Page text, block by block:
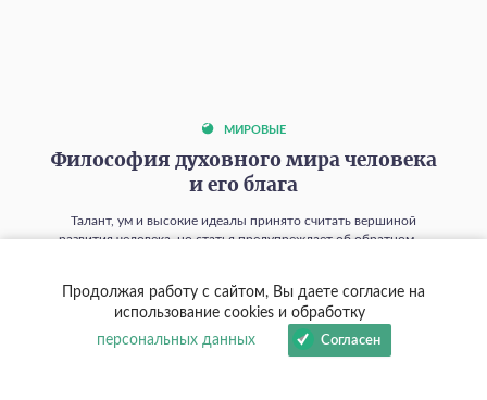
МИРОВЫЕ
Философия духовного мира человека
и его блага
Талант, ум и высокие идеалы принято считать вершиной
развития человека, но статья предупреждает об обратном —
скрытый идол в себе.
520
Продолжая работу с сайтом, Вы даете согласие на
использование cookies и обработку
персональных данных
Согласен